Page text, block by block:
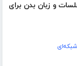
و زبان بدن برای
شبکه‌ای